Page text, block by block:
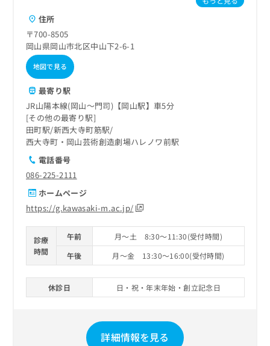
住所
〒700-8505
岡山県岡山市北区中山下2-6-1
地図で見る
最寄り駅
JR山陽本線(岡山～門司)【岡山駅】車5分
その他の最寄り駅
田町駅 新西大寺町筋駅
西大寺町・岡山芸術創造劇場ハレノワ前駅
電話番号
086-225-2111
ホームページ
https://g.kawasaki-m.ac.jp/
診療
時間
午前
月～土 8:30～11:30(受付時間)
午後
月～金 13:30～16:00(受付時間)
休診日 日・祝・年末年始・創立記念日
詳細情報を見る